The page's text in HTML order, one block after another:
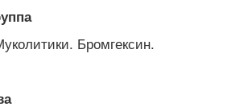
Бромгексин.